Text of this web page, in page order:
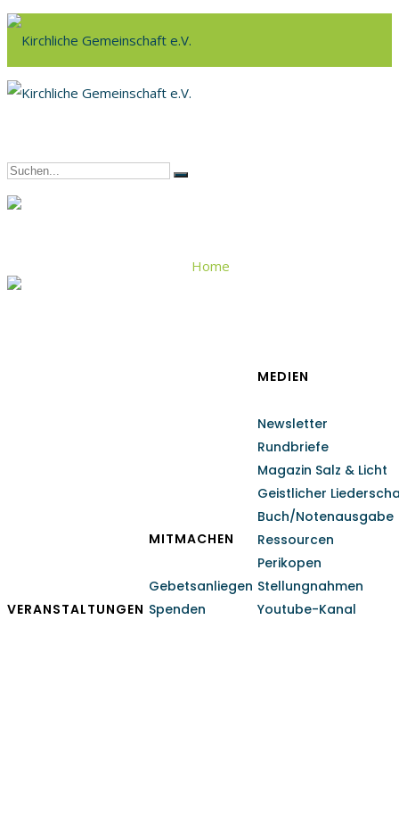
VERANSTALTUNGEN
MITMACHEN
Gebetsanliegen
Spenden
MEDIEN
Newsletter
Rundbriefe
Magazin Salz & Licht
Geistlicher
Buch/Notenausgabe
Ressourcen
Perikopen
Stellungnahmen
Youtube-Kanal
Home